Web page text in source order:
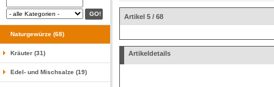
Naturgewürze (68)
Kräuter (31)
Edel- und Mischsalze (19)
Artikel 5 / 68
Artikeldetails